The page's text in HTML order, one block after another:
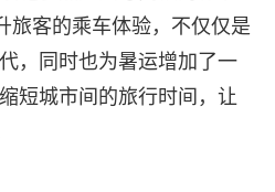
旅客的乘车体验，不仅仅是
，同时也为暑运增加了一
短城市间的旅行时间，让